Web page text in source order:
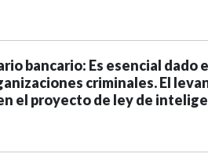
bancario: Es esencial dado
criminales. El
el proyecto de ley de